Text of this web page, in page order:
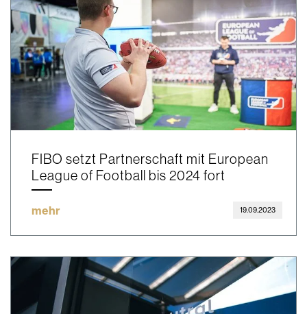
FIBO setzt Partnerschaft mit European
League of Football bis 2024 fort
mehr 19.09.2023